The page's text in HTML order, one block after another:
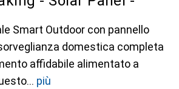
Smart Outdoor con pannello
domestica completa
affidabile alimentato a
più